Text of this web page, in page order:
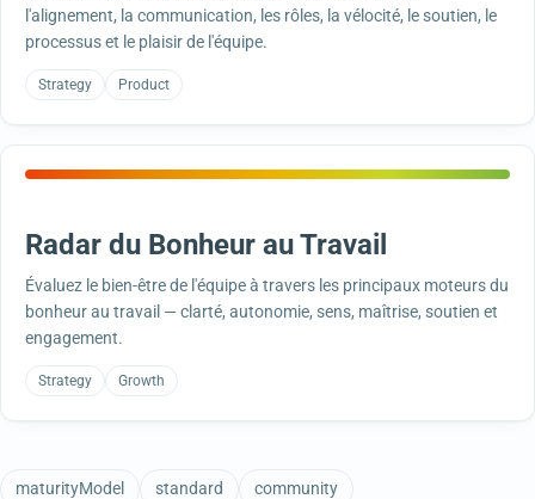
l'alignement, la communication, les rôles, la vélocité, le soutien, le
processus et le plaisir de l'équipe.
Strategy Product
Radar du Bonheur au Travail
Évaluez le bien-être de l'équipe à travers les principaux moteurs du
bonheur au travail — clarté, autonomie, sens, maîtrise, soutien et
engagement.
Strategy Growth
maturityModel standard community